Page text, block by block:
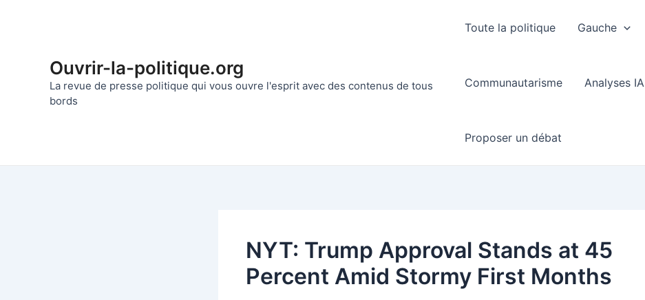
Ouvrir-la-politique.org
La revue de presse politique qui vous ouvre l'esprit avec des contenus de tous
bords
Toute la politique Gauche
Communautarisme Analyses IA
Proposer un débat
NYT: Trump Approval Stands at 45
Percent Amid Stormy First Months